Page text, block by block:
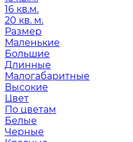
16 кв.м.
20 кв. м.
Размер
Маленькие
Большие
Длинные
Малогабаритные
Высокие
Цвет
По цветам
Белые
Черные